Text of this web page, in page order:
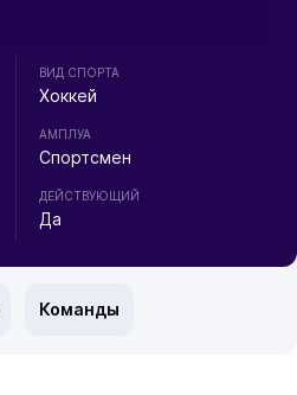
ВИД СПОРТА
Хоккей
АМПЛУА
Спортсмен
ДЕЙСТВУЮЩИЙ
Да
Команды